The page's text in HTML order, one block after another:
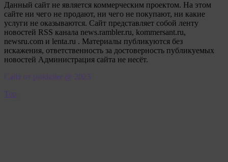
Данный сайт не является коммерческим проектом. На этом
сайте ни чего не продают, ни чего не покупают, ни какие
услуги не оказываются. Сайт представляет собой ленту
новостей RSS канала news.rambler.ru, kommersant.ru,
newsru.com и lenta.ru . Материалы публикуются без
искажения, ответственность за достоверность публикуемых
новостей Администрация сайта не несёт.
Сайт от psikhoter @ 2023
Top